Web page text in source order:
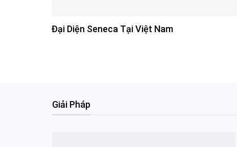
Đại Diện Seneca Tại Việt Nam
Giải Pháp